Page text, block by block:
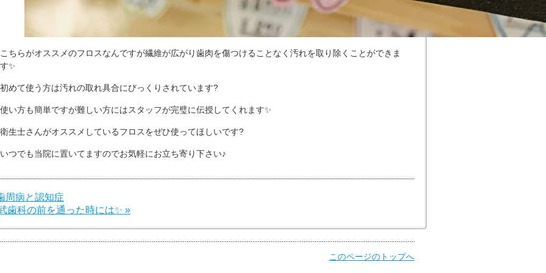
こちらがオススメのフロスなんですが繊維が広がり歯肉を傷つけることなく汚れを取り除くことができま
す✨
初めて使う方は汚れの取れ具合にびっくりされています?
使い方も簡単ですが難しい方にはスタッフが完璧に伝授してくれます✨
衛生士さんがオススメしているフロスをぜひ使ってほしいです?
いつでも当院に置いてますのでお気軽にお立ち寄り下さい♪
周病と認知症
歯科の前を通った時には✨ »
このページのトップへ